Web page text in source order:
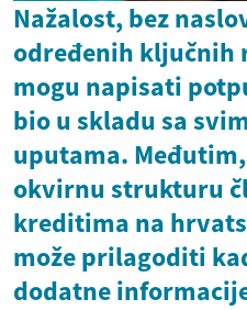
Nažalost, bez
određenih ključnih
mogu napisati
bio u skladu sa
uputama.
okvirnu strukturu
kreditima na
može prilagoditi
dodatne